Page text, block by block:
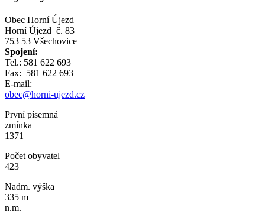
Obec Horní Újezd
Horní Újezd č. 83
753 53 Všechovice
Spojení:
Tel.: 581 622 693
Fax: 581 622 693
E-mail:
obec@horni-ujezd.cz
První písemná
zmínka
1371
Počet obyvatel
423
Nadm. výška
335 m
n.m.